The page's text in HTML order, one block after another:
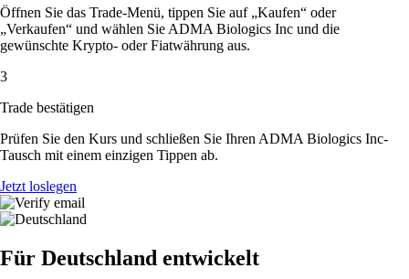
Öffnen Sie das Trade-Menü, tippen Sie auf „Kaufen“ oder
„Verkaufen“ und wählen Sie ADMA Biologics Inc und die
gewünschte Krypto- oder Fiatwährung aus.
3
Trade bestätigen
Prüfen Sie den Kurs und schließen Sie Ihren ADMA Biologics Inc-
Tausch mit einem einzigen Tippen ab.
Jetzt loslegen
Für Deutschland entwickelt